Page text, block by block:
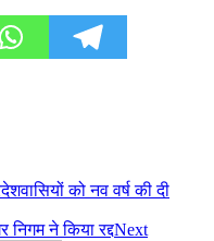
को नव वर्ष की दी
निगम ने किया रद्दNext